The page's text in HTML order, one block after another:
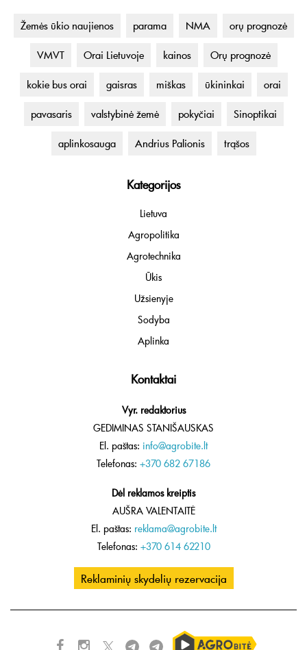
Žemės ūkio naujienos parama NMA orų prognozė
VMVT Orai Lietuvoje kainos Orų prognozė
kokie bus orai gaisras miškas ūkininkai orai
pavasaris valstybinė žemė pokyčiai Sinoptikai
aplinkosauga Andrius Palionis trąšos
Kategorijos
Lietuva
Agropolitika
Agrotechnika
Ūkis
Užsienyje
Sodyba
Aplinka
Kontaktai
Vyr. redaktorius
GEDIMINAS STANIŠAUSKAS
El. paštas: info@agrobite.lt
Telefonas: +370 682 67186
Dėl reklamos kreiptis
AUŠRA VALENTAITĖ
El. paštas: reklama@agrobite.lt
Telefonas: +370 614 62210
Reklaminių skydelių rezervacija